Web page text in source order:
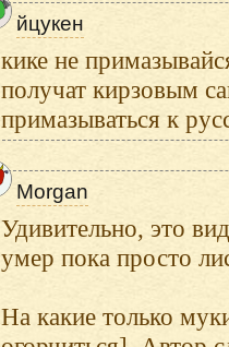
йцукен
кике не
получат кирзовым
примазываться к
Morgan
Удивительно, это
умер пока просто
На какие только